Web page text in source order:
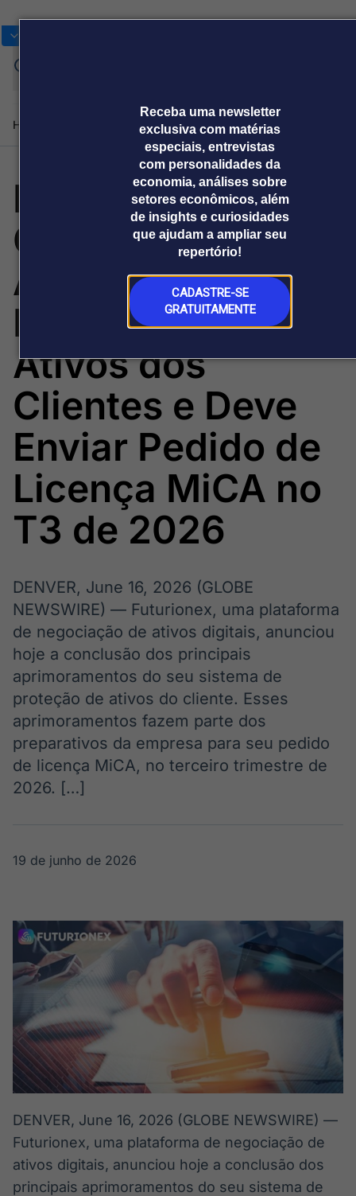
Receba uma newsletter
exclusiva com matérias
especiais, entrevistas
com personalidades da
economia, análises sobre
setores econômicos, além
de insights e curiosidades
que ajudam a ampliar seu
repertório!
CADASTRE-SE
GRATUITAMENTE
Home Produtos e soluçõesNotíciasBlogWeekendInstitucional
Plataformas
Broadcast
Broadcast+
O mercado
financeiro em
tempo real
Broadcast
Tudo sobre o
agronegócio
Broadcast
Energia
O setor de
energia elétrica
Broadcast
Plataforma para
conteúdos
Soluções de Dados
e Conteúdos
Broadcast
OTC
Plataforma para
negociação de
Broadcast
Datafeed
Widgets
Componentes
para conteúdos e
funcionalidades
Broadcast
Conteúdos e
displays e telas
Soluções de
Tecnologia
Broadcast
Radar
Monitoramento
Fundos
A melhor
Crédito
Em breve
Releases Broadcast
Prêmio Broadcast
Empresas
Releases
Futurionex
Conclui
Atualização de
Proteção de
Ativos dos
Clientes e Deve
Enviar Pedido de
Licença MiCA no
T3 de 2026
DENVER, June 16, 2026 (GLOBE
NEWSWIRE) — Futurionex, uma plataforma
de negociação de ativos digitais, anunciou
hoje a conclusão dos principais
aprimoramentos do seu sistema de
proteção de ativos do cliente. Esses
aprimoramentos fazem parte dos
preparativos da empresa para seu pedido
de licença MiCA, no terceiro trimestre de
2026. […]
19 de junho de 2026
DENVER, June 16, 2026 (GLOBE NEWSWIRE) —
Futurionex, uma plataforma de negociação de
ativos digitais, anunciou hoje a conclusão dos
principais aprimoramentos do seu sistema de